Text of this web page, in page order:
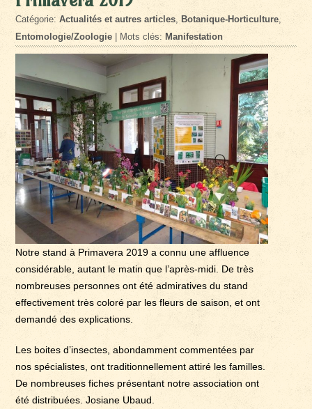
Catégorie:Actualités et autres articles, Botanique-Horticulture,
Entomologie/Zoologie | Mots clés: Manifestation
Notre stand à Primavera 2019 a connu une affluence
considérable, autant le matin que l’après-midi. De très
nombreuses personnes ont été admiratives du stand
effectivement très coloré par les fleurs de saison, et ont
demandé des explications.
Les boites d’insectes, abondamment commentées par
nos spécialistes, ont traditionnellement attiré les familles.
De nombreuses fiches présentant notre association ont
été distribuées. Josiane Ubaud.